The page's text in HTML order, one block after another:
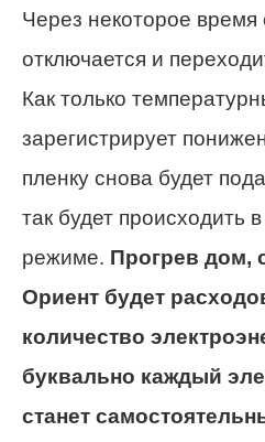
Через некоторое время
отключается и
Как только
зарегистрирует
пленку снова будет
так будет происходить
режиме. Прогрев дом,
Ориент будет
количество
буквально каждый
станет